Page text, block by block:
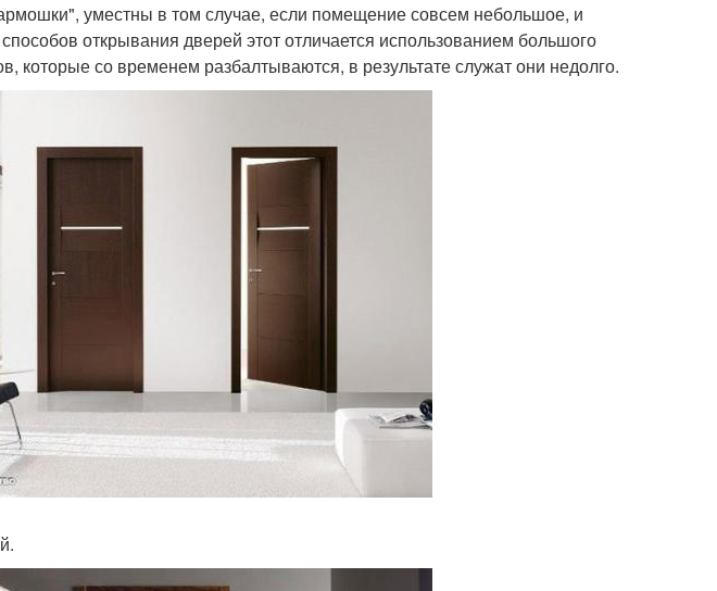
уместны в том случае, если помещение совсем небольшое, и
открывания дверей этот отличается использованием большого
которые со временем разбалтываются, в результате служат они недолго.